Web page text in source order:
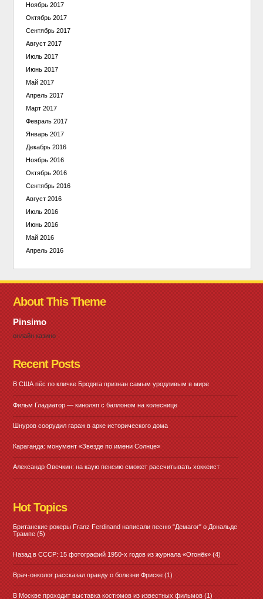
Ноябрь 2017
Октябрь 2017
Сентябрь 2017
Август 2017
Июль 2017
Июнь 2017
Май 2017
Апрель 2017
Март 2017
Февраль 2017
Январь 2017
Декабрь 2016
Ноябрь 2016
Октябрь 2016
Сентябрь 2016
Август 2016
Июль 2016
Июнь 2016
Май 2016
Апрель 2016
About This Theme
Pinsimo
онлайн казино
Recent Posts
В США пёс по кличке Бродяга признан самым уродливым в мире
Фильм Гладиатор — киноляп с баллоном на колеснице
Шнуров соорудил гараж в арке исторического дома
Караганда: монумент «Звезде по имени Солнце»
Александр Овечкин: на каую пенсию сможет рассчитывать хоккеист
Hot Topics
Британские рокеры Franz Ferdinand написали песню "Демагог" о Дональде
Трампе (5)
Назад в СССР: 15 фотографий 1950-х годов из журнала «Огонёк» (4)
Врач-онколог рассказал правду о болезни Фриске (1)
В Москве проходит выставка костюмов из известных фильмов (1)